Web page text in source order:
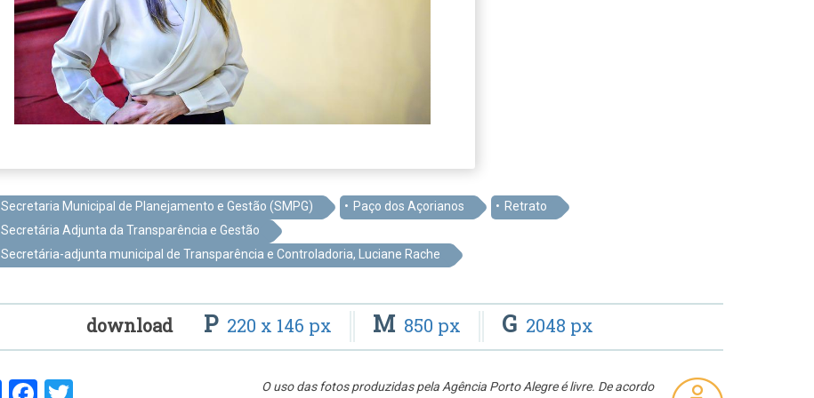
Secretaria Municipal de Planejamento e Gestão (SMPG) Paço dos Açorianos
Retrato
Secretária Adjunta da Transparência e Gestão
Secretária-adjunta municipal de Transparência e Controladoria, Luciane Rache
download P 220 x 146 px M 850 px G 2048 px
O uso das fotos produzidas pela Agência Porto Alegre é livre. De acordo